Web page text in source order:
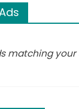
matching your